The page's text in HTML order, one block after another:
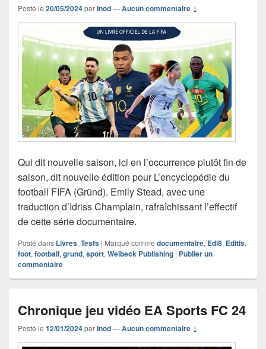
Posté le 20/05/2024parInod—Aucun commentaire ↓
Qui dit nouvelle saison, ici en l’occurrence plutôt fin de
saison, dit nouvelle édition pour L’encyclopédie du
football FIFA (Gründ). Emily Stead, avec une
traduction d’Idriss Champlain, rafraîchissant l’effectif
de cette série documentaire.
Posté dans Livres, Tests | Marqué comme documentaire, Edi8, Editis,
foot, football, grund, sport, Welbeck Publishing | Publier un
commentaire
Chronique jeu vidéo EA Sports FC 24
Posté le 12/01/2024parInod—Aucun commentaire ↓